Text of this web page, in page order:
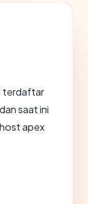
terdaftar
saat ini
apex